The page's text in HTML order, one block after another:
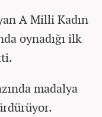
A Milli Kadın
oynadığı ilk
madalya